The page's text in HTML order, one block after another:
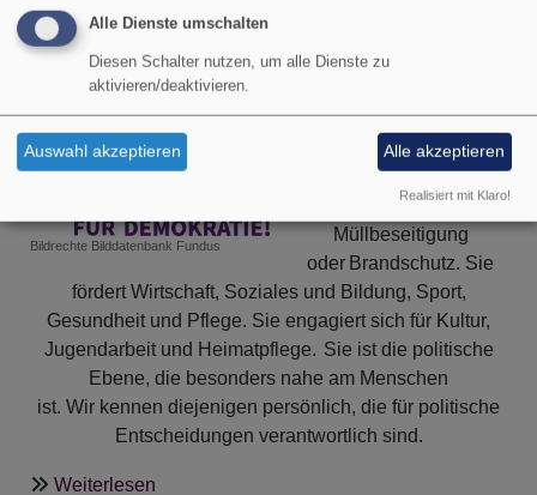
der
2026
.
Ein starkes Kreuz für
Demokratie...
Bildrechte Bilddatenbank Fundus
Kommunalpolitik
kümmert sich um die
Daseinsvorsorge, um
Wasser, Energie,
Müllbeseitigung
oder Brandschutz. Sie
fördert Wirtschaft, Soziales und Bildung, Sport,
Gesundheit und Pflege. Sie engagiert sich für Kultur,
Jugendarbeit und Heimatpflege. Sie ist die politische
Ebene, die besonders nahe am Menschen
ist. Wir kennen diejenigen persönlich, die für politische
Entscheidungen verantwortlich sind.
Weiterlesen
Alle Dienste umschalten
Diesen Schalter nutzen, um alle Dienste zu
aktivieren/deaktivieren.
Auswahl akzeptieren Alle akzeptieren
Realisiert mit Klaro!